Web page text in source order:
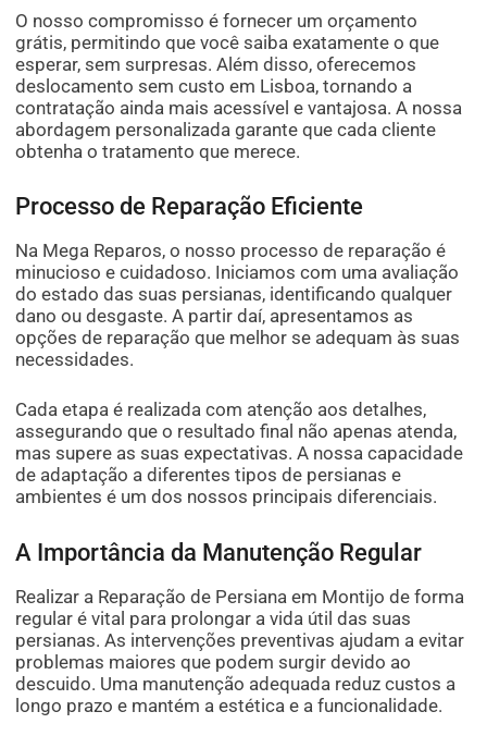
O nosso compromisso é fornecer um orçamento
grátis, permitindo que você saiba exatamente o que
esperar, sem surpresas. Além disso, oferecemos
deslocamento sem custo em Lisboa, tornando a
contratação ainda mais acessível e vantajosa. A nossa
abordagem personalizada garante que cada cliente
obtenha o tratamento que merece.
Processo de Reparação Eficiente
Na Mega Reparos, o nosso processo de reparação é
minucioso e cuidadoso. Iniciamos com uma avaliação
do estado das suas persianas, identificando qualquer
dano ou desgaste. A partir daí, apresentamos as
opções de reparação que melhor se adequam às suas
necessidades.
Cada etapa é realizada com atenção aos detalhes,
assegurando que o resultado final não apenas atenda,
mas supere as suas expectativas. A nossa capacidade
de adaptação a diferentes tipos de persianas e
ambientes é um dos nossos principais diferenciais.
A Importância da Manutenção Regular
Realizar a Reparação de Persiana em Montijo de forma
regular é vital para prolongar a vida útil das suas
persianas. As intervenções preventivas ajudam a evitar
problemas maiores que podem surgir devido ao
descuido. Uma manutenção adequada reduz custos a
longo prazo e mantém a estética e a funcionalidade.